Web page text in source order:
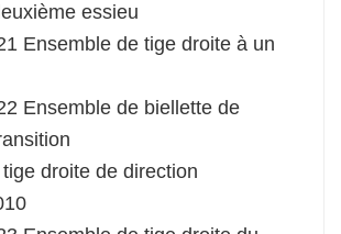
essieu
Ensemble de tige droite à un
Ensemble de biellette de
droite de direction